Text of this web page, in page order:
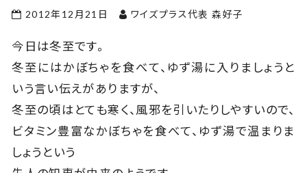
2012年12月21日 ワイズプラス代表 森好子
今日は冬至です。
冬至にはかぼちゃを食べて、ゆず湯に入りましょうと
いう言い伝えがありますが、
冬至の頃はとても寒く、風邪を引いたりしやすいので、
ビタミン豊富なかぼちゃを食べて、ゆず湯で温まりま
しょうという